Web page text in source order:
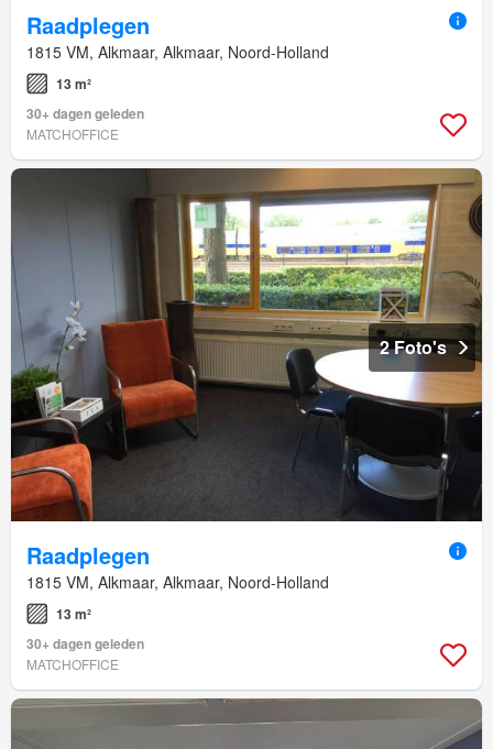
Raadplegen
1815 VM, Alkmaar, Alkmaar, Noord-Holland
13 m²
30+ dagen geleden
MATCHOFFICE
2 Foto's
Raadplegen
1815 VM, Alkmaar, Alkmaar, Noord-Holland
13 m²
30+ dagen geleden
MATCHOFFICE